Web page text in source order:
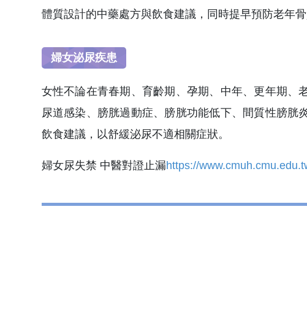
體質設計的中藥處方與飲食建議，同時提早預防老年
婦女泌尿疾患
女性不論在青春期、育齡期、孕期、中年、更年期
尿道感染、膀胱過動症、膀胱功能低下、間質性膀
飲食建議，以舒緩泌尿不適相關症狀。
婦女尿失禁 中醫對證止漏https://